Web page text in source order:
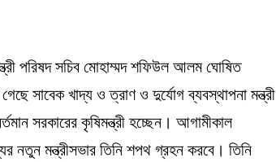
পরিষদ সচিব মোহাম্মদ শফিউল আলম ঘোষিত
সাবেক খাদ্য ও ত্রাণ ও দুর্যোগ ব্যবস্থাপনা মন্ত্রী
সরকারের কৃষিমন্ত্রী হচ্ছেন। আগামীকাল
নতুন মন্ত্রীসভার তিনি শপথ গ্রহন করবে। তিনি